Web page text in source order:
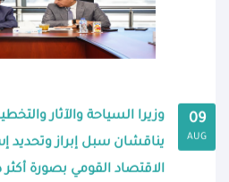
09
AUG
وزيرا السياحة والآثار
يناقشان سبل إبراز
الاقتصاد القومي بصورة